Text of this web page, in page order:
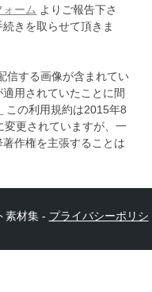
ォーム よりご報告下さ
きを取らせて頂きま
信する画像が含まれてい
用されていたことに間
この利用規約は2015年8
変更されていますが、一
作権を主張することは
素材集 - プライバシーポリシ